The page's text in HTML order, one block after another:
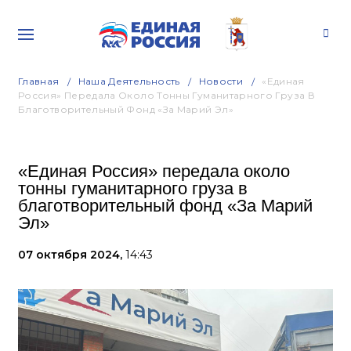
Главная Наша Деятельность Новости
«Единая
Россия» Передала Около Тонны Гуманитарного Груза В
Благотворительный Фонд «За Марий Эл»
«Единая Россия» передала около
тонны гуманитарного груза в
благотворительный фонд «За Марий
Эл»
07 октября 2024, 14:43